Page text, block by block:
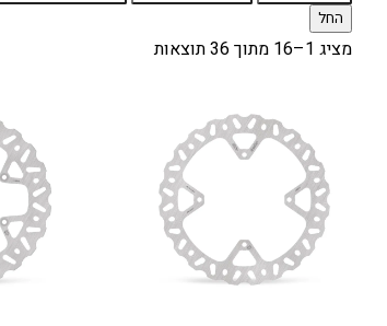
החל
מציג 1–16 מתוך 36 תוצאות